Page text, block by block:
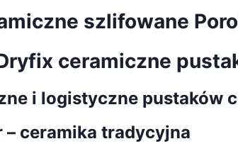
szlifowane
ceramiczne
i logistyczne pustaków
– ceramika tradycyjna